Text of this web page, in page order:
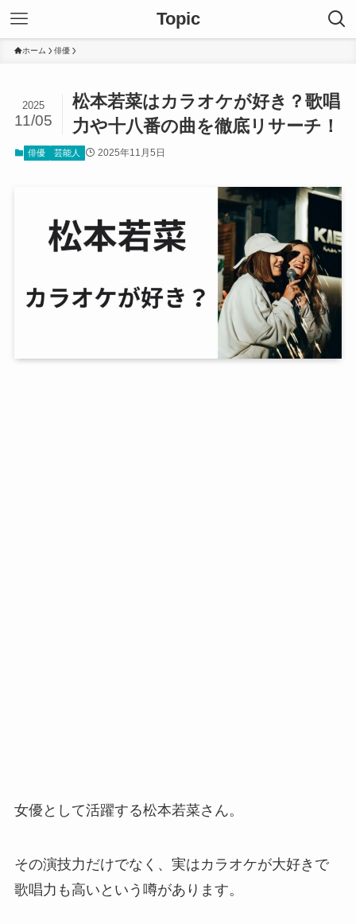
Topic
ホーム 俳優
松本若菜はカラオケが好き？歌唱
力や十八番の曲を徹底リサーチ！
2025
11/05
俳優 芸能人 2025年11月5日
女優として活躍する松本若菜さん。
その演技力だけでなく、実はカラオケが大好きで
歌唱力も高いという噂があります。